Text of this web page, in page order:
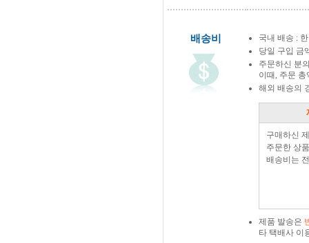
배송비
국내 배송 :
당일 구입 금
주문하신 분
이때, 주문
해외 배송의
구매하신
주문한 상
배송비는
제품 발송은
타 택배사 이